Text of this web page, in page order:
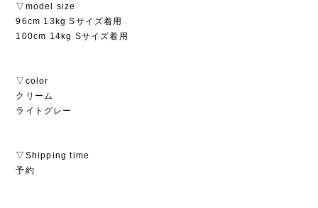
▽model size
96cm 13kg Sサイズ着用
100cm 14kg Sサイズ着用
▽color
クリーム
ライトグレー
▽Shipping time
予約